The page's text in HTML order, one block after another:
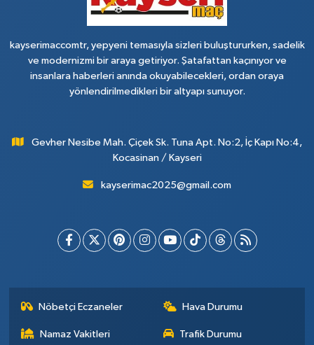
kayserimaccomtr, yepyeni temasıyla sizleri buluştururken, sadelik
ve modernizmi bir araya getiriyor. Şatafattan kaçınıyor ve
insanlara haberleri anında okuyabilecekleri, ordan oraya
yönlendirilmedikleri bir altyapı sunuyor.
Gevher Nesibe Mah. Çiçek Sk. Tuna Apt. No:2, İç Kapı No:4,
Kocasinan / Kayseri
kayserimac2025@gmail.com
Nöbetçi Eczaneler Hava Durumu
Namaz Vakitleri Trafik Durumu